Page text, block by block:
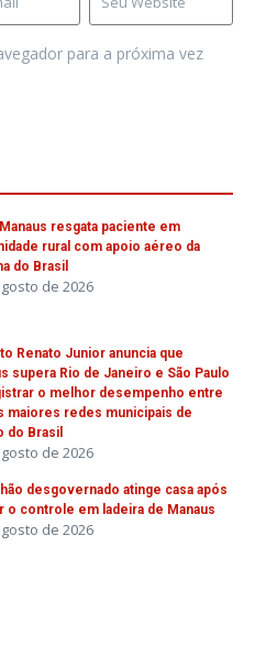
para a próxima vez
resgata paciente em
rural com apoio aéreo da
do Brasil
de 2026
Renato Junior anuncia que
supera Rio de Janeiro e São Paulo
o melhor desempenho entre
maiores redes municipais de
do Brasil
de 2026
desgovernado atinge casa após
o controle em ladeira de Manaus
de 2026